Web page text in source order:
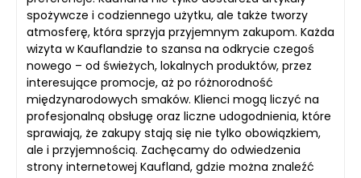
spożywcze i codziennego użytku, ale także tworzy
atmosferę, która sprzyja przyjemnym zakupom. Każda
wizyta w Kauflandzie to szansa na odkrycie czegoś
nowego – od świeżych, lokalnych produktów, przez
interesujące promocje, aż po różnorodność
międzynarodowych smaków. Klienci mogą liczyć na
profesjonalną obsługę oraz liczne udogodnienia, które
sprawiają, że zakupy stają się nie tylko obowiązkiem,
ale i przyjemnością. Zachęcamy do odwiedzenia
strony internetowej Kaufland, gdzie można znaleźć